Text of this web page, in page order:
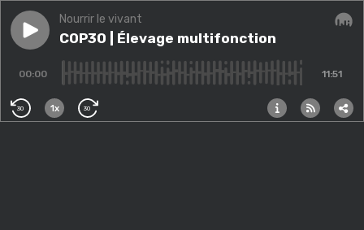
Play episodeCOP30 | Élevage multifonction
Nourrir le vivant
COP30 | Élevage multifonction
00:00 11:51
30 1x 30